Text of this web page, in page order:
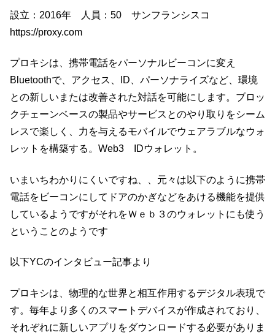
設立：2016年 人員：50 サンフランシスコ
https://proxy.com
プロキシは、携帯電話をパーソナルビーコンに変え
Bluetoothで、アクセス、ID、パーソナライズなど、環境
との新しいまたは改善された対話を可能にします。ブロッ
クチェーンベースの製品やサービスとのやり取りをシーム
レスで楽しく、力を与えるモバイルでウェアラブルなウォ
レットを構築する。Web3 IDウォレット。
いまいちわかりにくいですね、、元々は以下のように携帯
電話をビーコンにしてドアのかぎなどをあける機能を提供
しているようですがそれをＷｅｂ３のウォレットにも使う
ということのようです
以下YCのインタビュー記事より
プロキシは、物理的な世界と相互作用するデジタル表現で
す。毎年より多くのスマートデバイスが作成されており、
それぞれに新しいアプリをダウンロードする必要がありま